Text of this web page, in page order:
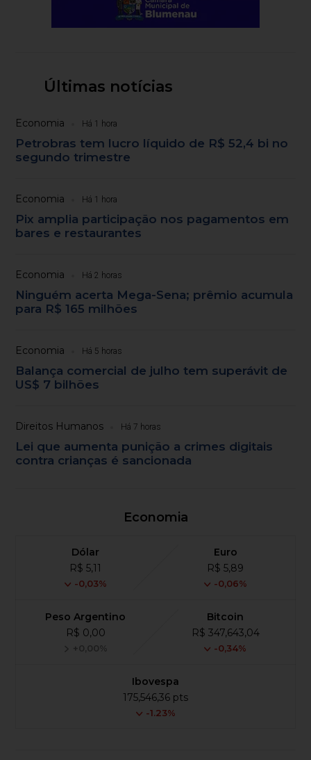
Últimas notícias
Economia Há 1 hora
Petrobras tem lucro líquido de R$ 52,4 bi no
segundo trimestre
Economia Há 1 hora
Pix amplia participação nos pagamentos em
bares e restaurantes
Economia Há 2 horas
Ninguém acerta Mega-Sena; prêmio acumula
para R$ 165 milhões
Economia Há 5 horas
Balança comercial de julho tem superávit de
US$ 7 bilhões
Direitos Humanos Há 7 horas
Lei que aumenta punição a crimes digitais
contra crianças é sancionada
Economia
Dólar
R$ 5,11
-0,03%
Euro
R$ 5,89
-0,06%
Peso Argentino
R$ 0,00
+0,00%
Bitcoin
R$ 347,643,04
-0,34%
Ibovespa
175,546,36 pts
-1.23%